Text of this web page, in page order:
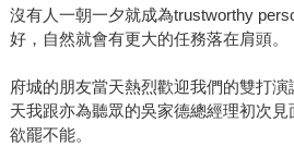
沒有人一朝一夕就成為trustworthy
好，自然就會有更大的任務落在肩頭。
府城的朋友當天熱烈歡迎我們的雙打
天我跟亦為聽眾的吳家德總經理初次見
欲罷不能。